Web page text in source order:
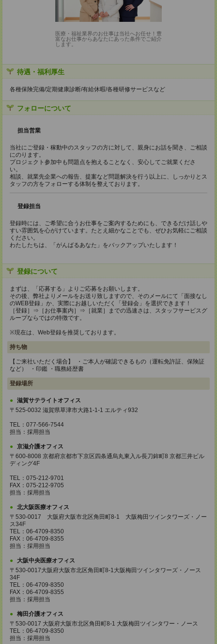
医療・福祉業界のお仕事は当社へお任せ！豊
富なお仕事からあなたにあった条件でご紹介
します。
待遇・福利厚生
各種保険完備/定期健康診断/有給休暇/各種研修サービスなど
フォローについて
担当営業
当社にご登録・稼動中のスタッフの方に対して、親身にお話を聞き、ご相談
にのります。
プロジェクト参加中も問題点を抱えることなく、安心してご就業くださ
い。
相談、就業先企業への報告、提案など問題解決を行う以上に、しっかりとス
タッフの方をフォローする体制を整えております。
登録担当
登録時には、ご希望に合うお仕事をご案内するためにも、できるだけ話しや
すい雰囲気を心がけています。たとえ細かなことでも、ぜひお気軽にご相談
ください。
わたしたちは、「がんばるあなた」をバックアップいたします！
登録について
まずは、「応募する」よりご応募をお願いします。
その後、弊社よりメールをお送り致しますので、そのメールにて「面接なし
のWEB登録」か、実際にお越しいただく「登録会」を選択できます！
［登録］⇒［お仕事案内］⇒［就業］までの迅速さは、スタッフサービスグ
ループならではの特徴です。
※現在は、Web登録を推奨しております。
持ち物
【ご来社いただく場合】 ・ご本人が確認できるもの（運転免許証、保険証
など） ・印鑑 ・職務経歴書
登録場所
滋賀サテライトオフィス
〒525-0032 滋賀県草津市大路1-1-1 エルティ932
TEL：077-566-7544
担当：採用担当
京滋介護オフィス
〒600-8008 京都府京都市下京区四条通烏丸東入ル長刀鉾町8 京都三井ビル
ディング4F
TEL：075-212-9701
FAX：075-212-9705
担当：採用担当
北大阪医療オフィス
〒530-0017 大阪府大阪市北区角田町8-1 大阪梅田ツインタワーズ・ノー
ス34F
TEL：06-4709-8350
FAX：06-4709-8355
担当：採用担当
大阪中央医療オフィス
〒530-0017大阪府大阪市北区角田町8-1大阪梅田ツインタワーズ・ノース
34F
TEL：06-4709-8350
FAX：06-4709-8355
担当：採用担当
梅田介護オフィス
〒530-0017 大阪府大阪市北区角田町8-1 大阪梅田ツインタワー・ノース
TEL：06-4709-8350
担当：採用担当